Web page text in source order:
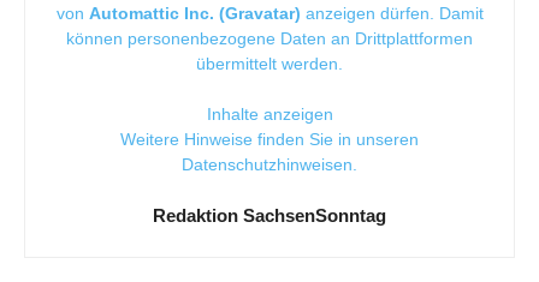
von Automattic Inc. (Gravatar) anzeigen dürfen. Damit
können personenbezogene Daten an Drittplattformen
übermittelt werden.
Inhalte anzeigen
Weitere Hinweise finden Sie in unseren
Datenschutzhinweisen
Redaktion SachsenSonntag